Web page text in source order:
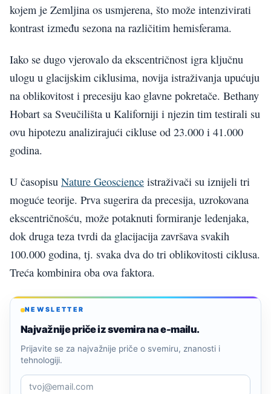
kojem je Zemljina os usmjerena, što može intenzivirati
kontrast između sezona na različitim hemisferama.
Iako se dugo vjerovalo da ekscentričnost igra ključnu
ulogu u glacijskim ciklusima, novija istraživanja upućuju
na oblikovitost i precesiju kao glavne pokretače. Bethany
Hobart sa Sveučilišta u Kaliforniji i njezin tim testirali su
ovu hipotezu analizirajući cikluse od 23.000 i 41.000
godina.
U časopisu Nature Geoscience istraživači su iznijeli tri
moguće teorije. Prva sugerira da precesija, uzrokovana
ekscentričnošću, može potaknuti formiranje ledenjaka,
dok druga teza tvrdi da glacijacija završava svakih
100.000 godina, tj. svaka dva do tri oblikovitosti ciklusa.
Treća kombinira oba ova faktora.
NEWSLETTER
Najvažnije priče iz svemira na e-mailu.
Prijavite se za najvažnije priče o svemiru, znanosti i
tehnologiji.